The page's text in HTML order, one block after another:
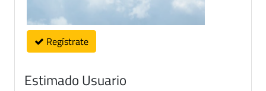
Regístrate
Estimado Usuario